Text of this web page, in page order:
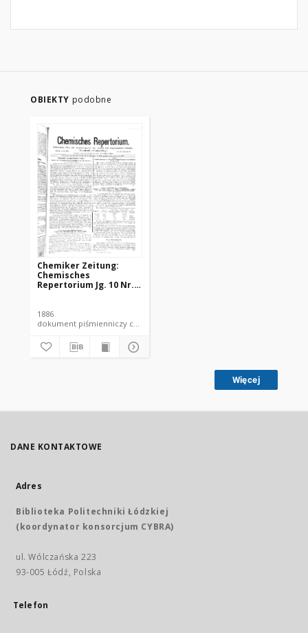
OBIEKTY podobne
Chemiker Zeitung:
Chemisches
Repertorium Jg. 10 Nr.
1886
dokument piśmienniczy czasopismo
Więcej
DANE KONTAKTOWE
Adres
Biblioteka Politechniki Łódzkiej
(koordynator konsorcjum CYBRA)
ul. Wólczańska 223
93-005 Łódź, Polska
Telefon